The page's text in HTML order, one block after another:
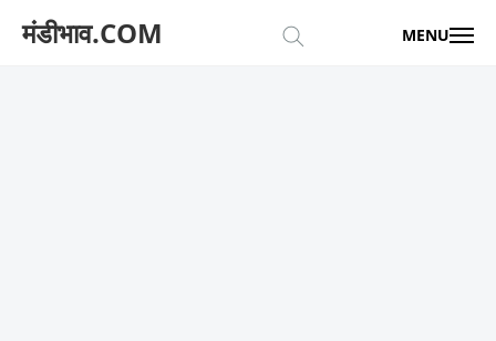
मंडीभाव.COM MENU